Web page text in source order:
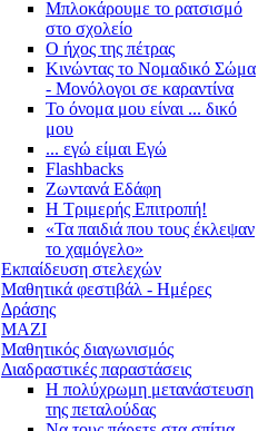
Μπλοκάρουμε το ρατσισμό
στο σχολείο
Ο ήχος της πέτρας
Κινώντας το Νομαδικό Σώμα
- Μονόλογοι σε καραντίνα
Το όνομα μου είναι ... δικό
μου
... εγώ είμαι Εγώ
Flashbacks
Ζωντανά Εδάφη
Η Τριμερής Επιτροπή!
«Τα παιδιά που τους έκλεψαν
το χαμόγελο»
Εκπαίδευση στελεχών
Μαθητικά φεστιβάλ - Ημέρες
Δράσης
ΜΑΖΙ
Μαθητικός διαγωνισμός
Διαδραστικές παραστάσεις
Η πολύχρωμη μετανάστευση
της πεταλούδας